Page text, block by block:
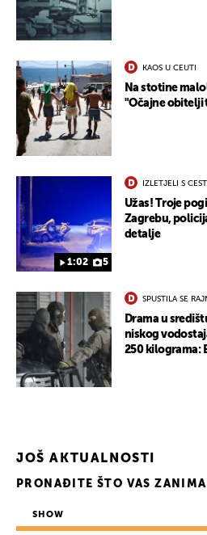
KAOS U CEUTI
Na stotine
"Očajne obitelji
1:02 5
IZLETJELI S
Užas! Troje
Zagrebu,
detalje
SPUSTILA SE
Drama u
niskog
250 kilograma:
JOŠ AKTUALNOSTI
PRONAĐITE ŠTO VAS ZANIMA
SHOW
UKLJUČITE